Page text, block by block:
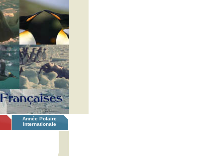
Année Polaire
Internationale